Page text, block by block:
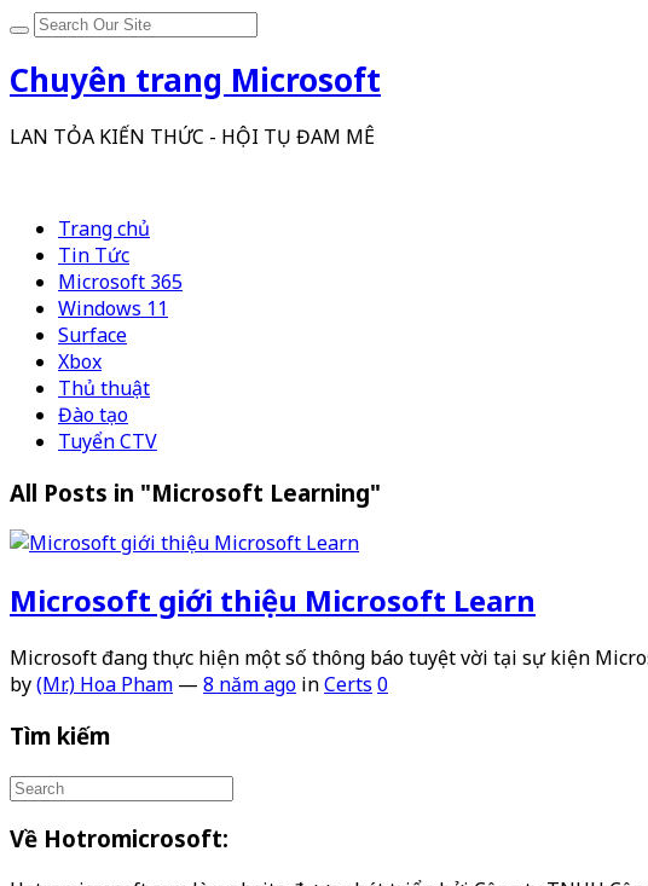
Chuyên trang Microsoft
LAN TỎA KIẾN THỨC - HỘI TỤ ĐAM MÊ
Trang chủ
Tin Tức
Microsoft 365
Windows 11
Surface
Xbox
Thủ thuật
Đào tạo
Tuyển CTV
All Posts in "Microsoft Learning"
Microsoft giới thiệu Microsoft Learn
Microsoft đang thực hiện một số thông báo tuyệt vời tại sự kiện
by(Mr.) Hoa Pham — 8 năm ago inCerts 0
Tìm kiếm
Về Hotromicrosoft: